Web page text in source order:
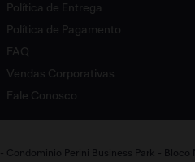
Política de Entrega
Política de Pagamento
FAQ
Vendas Corporativas
Fale Conosco
- Condominio Perini Business Park - Bloco